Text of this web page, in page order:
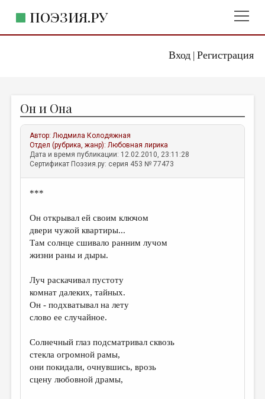
Вход| Регистрация
ПОЭЗИЯ.РУ
ЖАНРЫ
АВТОРЫ
КОММЕНТАРИИ
ЛИТСАЛОН
НОВОСТИ
ПРАВИЛА САЙТА
ОТДЕЛЫ И РУБРИКИ
ИЗБРАННОЕ
ДАЙДЖЕСТ
ПРОИЗВЕДЕНИЯ
ПЕРЕВОДЫ
КОНКУРСЫ
ДЕТСКАЯ КОМНАТА
КНИЖНАЯ ПОЛКА
Он и Она
Автор:Людмила Колодяжная
Отдел (рубрика, жанр):Любовная лирика
Дата и время публикации: 12.02.2010, 23:11:28
Сертификат Поэзия.ру: серия 453 № 77473
***
Он открывал ей своим ключом
двери чужой квартиры...
Там солнце сшивало ранним лучом
жизни раны и дыры.
Луч раскачивал пустоту
комнат далеких, тайных.
Он - подхватывал на лету
слово ее случайное.
Солнечный глаз подсматривал сквозь
стекла огромной рамы,
они покидали, очнувшись, врозь
сцену любовной драмы,